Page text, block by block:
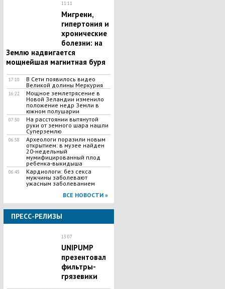
11:11
Мигрени,
гипертония и
хронические
болезни: на
Землю надвигается
мощнейшая магнитная буря
17:10
В Сети появилось видео
Великой долины Меркурия
16:22
Мощное землетрясение в
Новой Зеландии изменило
положение недр Земли в
южном полушарии
07:30
На расстоянии вытянутой
руки от земного шара нашли
Суперземлю
06:58
Археологи поразили новым
открытием: в музее найден
20-недельный
мумифицированный плод
ребенка-выкидыша
06:45
Кардиологи: без секса
мужчины заболевают
ужасным заболеванием
ВСЕ НОВОСТИ »
ПРЕСС-РЕЛИЗЫ
13:07
UNIPUMP
презентовал
фильтры-
грязевики